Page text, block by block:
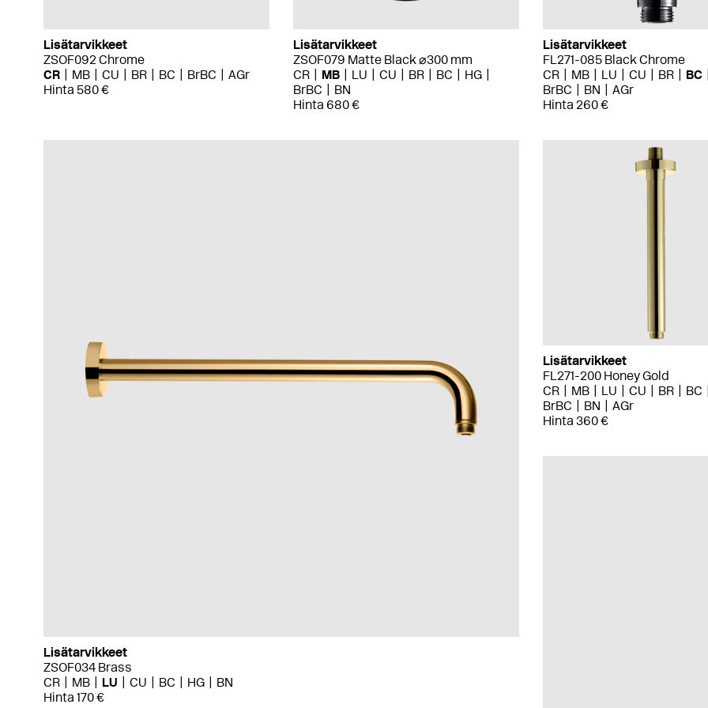
Lisätarvikkeet
ZSOF092 Chrome
CR
MB CU BR BC BrBC
AGr
Hinta 580 €
Lisätarvikkeet
ZSOF079 Matte Black ⌀300 mm
CR
MB LU CU BR BC
HG
BrBC
BN
Hinta 680 €
Lisätarvikkeet
FL271-085 Black Chrome
CR
MB LU CU BR
BC
BrBC
BN
AGr
Hinta 260 €
Lisätarvikkeet
ZSOF034 Brass
CR
MB LU CU BC HG
BN
Hinta 170 €
Lisätarvikkeet
FL271-200 Honey Gold
CR
MB LU CU BR
BC
BrBC
BN
AGr
Hinta 360 €